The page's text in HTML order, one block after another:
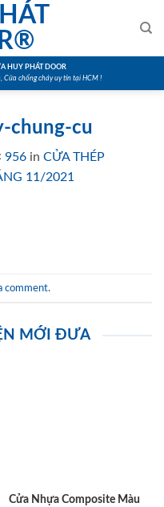
HUY PHÁT DOOR
Cửa chống cháy uy tín tại HCM !
chung-cu
956 in CỬA THÉP
11/2021
comment.
MỚI ĐƯA
Cửa Nhựa Composite Màu